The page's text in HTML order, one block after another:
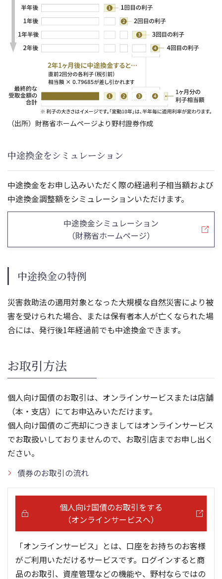
（出所）財務省ホームページより野村證券作成
中途換金をシミュレーション
中途換金をお申し込みいただく際の経過利子相当額および
中途換金調整額をシミュレーションいただけます。
中途換金シミュレーション
（財務省ホームページ）
中途換金の特例
災害救助法の適用対象となった大規模な自然災害により被
害を受けられた場合、または保有者本人が亡くなられた場
合には、発行後1年経過前でも中途換金できます。
お取引方法
個人向け国債のお取引は、オンラインサービスまたは店舗
（本・支店）にてお申込みいただけます。
個人向け国債のご売却につきましてはオンラインサービス
でお取扱いしておりませんので、お取引店までお申し出く
ださい。
債券のお取引の流れ
個人向け国債のお取引をする
（オンラインサービスへ）
「オンラインサービス」とは、口座をお持ちのお客様
がご利用いただけるサービスです。ログインすると商
品のお取引、資産管理などの機能や、野村ならではの